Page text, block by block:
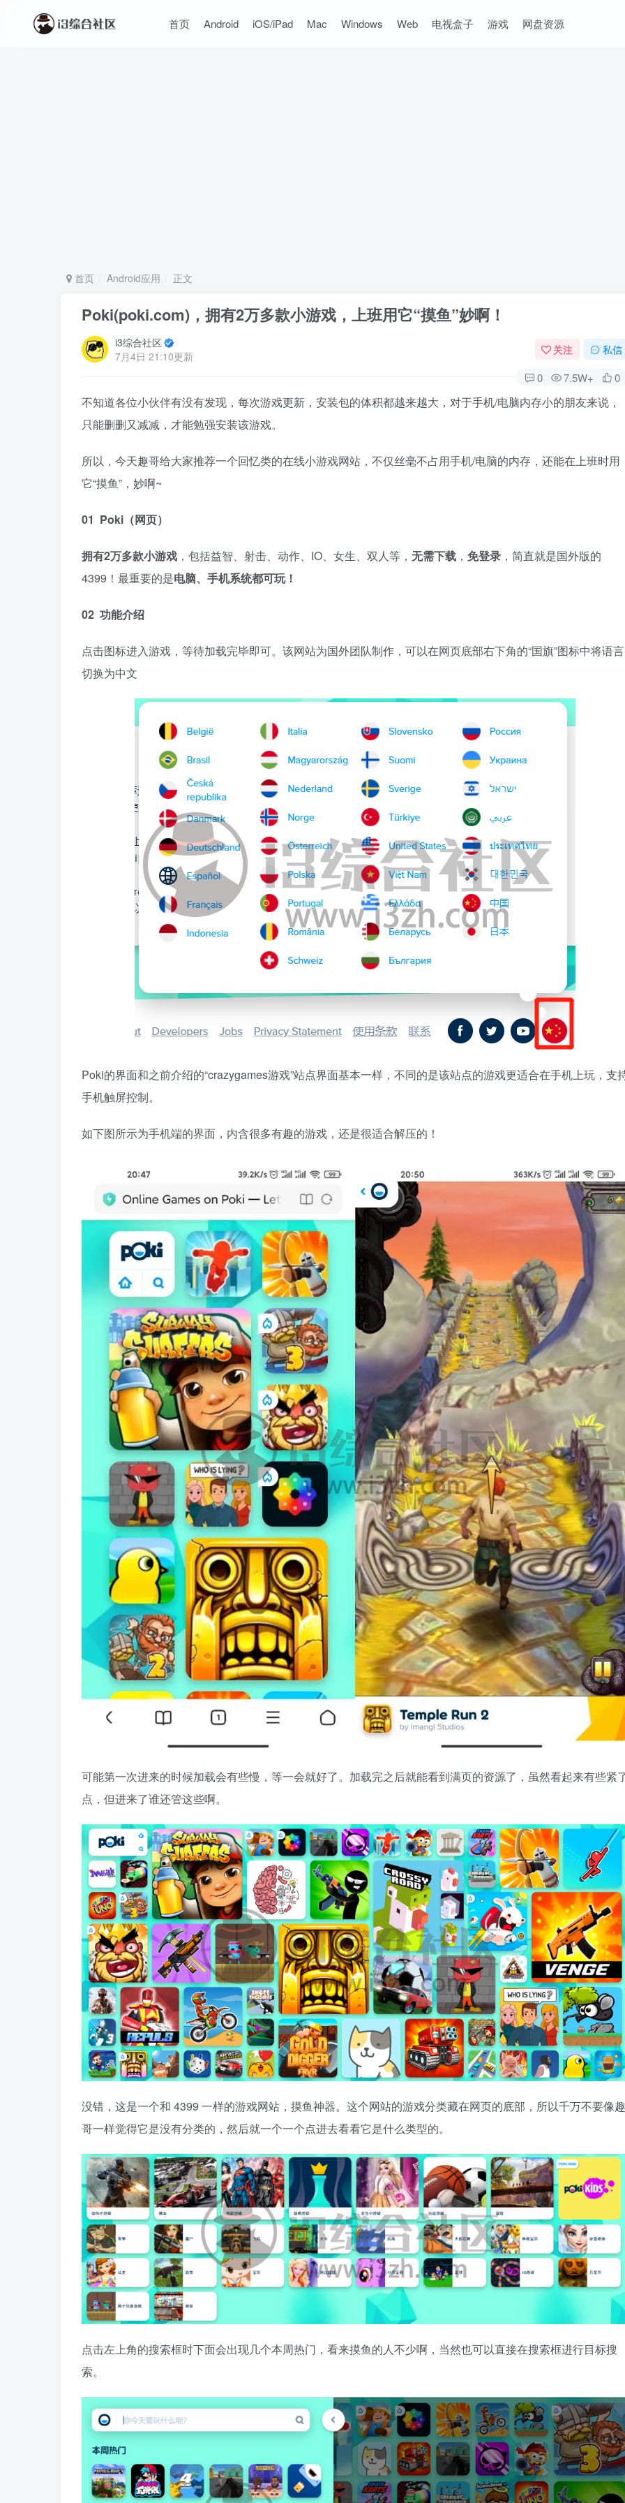
首页 Android iOS/iPad Mac Windows Web 电视盒子 游戏 网盘资源
首页 Android应用 正文
Poki(poki.com)，拥有2万多款小游戏，上班用它“摸鱼”妙啊！
i3综合社区
7月4日 21:10更新
关注 私信
0 7.5W+ 0
不知道各位小伙伴有没有发现，每次游戏更新，安装包的体积都越来越大，对于手机/电脑内存小的朋友来说，
只能删删又减减，才能勉强安装该游戏。
所以，今天趣哥给大家推荐一个回忆类的在线小游戏网站，不仅丝毫不占用手机/电脑的内存，还能在上班时用
它“摸鱼”，妙啊~​
01 Poki（网页）
拥有2万多款小游戏 ，包括益智、射击、动作、IO、女生、双人等， 无需下载 ， 免登录 ，简直就是国外版的
4399！最重要的是电脑、手机系统都可玩！
02 功能介绍
点击图标进入游戏，等待加载完毕即可。该网站为国外团队制作，可以在网页底部右下角的“国旗”图标中将语言
切换为中文
Poki的界面和之前介绍的“crazygames游戏”站点界面基本一样，不同的是该站点的游戏更适合在手机上玩，支
手机触屏控制。
如下图所示为手机端的界面，内含很多有趣的游戏，还是很适合解压的！
可能第一次进来的时候加载会有些慢，等一会就好了。加载完之后就能看到满页的资源了，虽然看起来有些紧
点，但进来了谁还管这些啊。
没错，这是一个和 4399 一样的游戏网站，摸鱼神器。这个网站的游戏分类藏在网页的底部，所以千万不要像趣
哥一样觉得它是没有分类的，然后就一个一个点进去看看它是什么类型的。
点击左上角的搜索框时下面会出现几个本周热门，看来摸鱼的人不少啊，当然也可以直接在搜索框进行目标搜
索。